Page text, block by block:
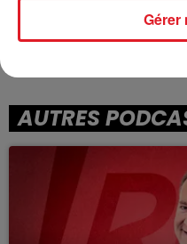
DARIO MORENO
AUTRES
Gérer